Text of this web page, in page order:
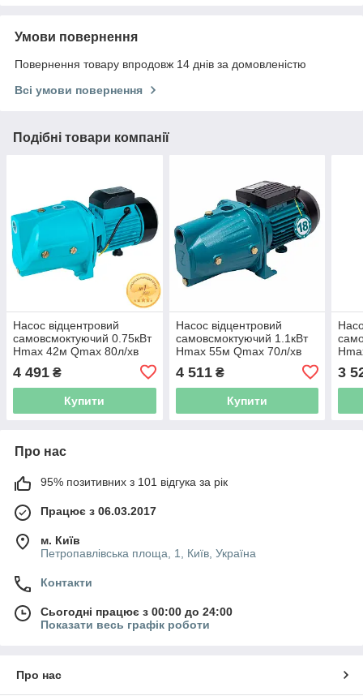
Умови повернення
Повернення товару впродовж 14 днів за домовленістю
Всі умови повернення
Подібні товари компанії
Насос відцентровий
самовсмоктуючий 0.75кВт
Hmax 42м Qmax 80л/хв
(775083)
4 491 ₴
Купити
Насос відцентровий
самовсмоктуючий 1.1кВт
Hmax 55м Qmax 70л/хв
(775088)
4 511₴
Купити
3
Про нас
95% позитивних з 101 відгука за рік
Працює з 06.03.2017
м. Київ
Петропавлівська площа, 1, Київ, Україна
Контакти
Сьогодні працює з 00:00 до 24:00
Показати весь графік роботи
Про нас